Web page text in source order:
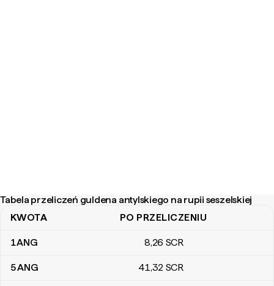
Tabela przeliczeń guldena antylskiego na rupii seszelskiej
Tabela przeliczeń guldena antylskiego na rupii seszelskiej
KWOTA PO PRZELICZENIU
1ANG 8,26 SCR
5ANG 41,32 SCR